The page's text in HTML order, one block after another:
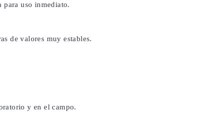
para uso inmediato.
de valores muy estables.
y en el campo.